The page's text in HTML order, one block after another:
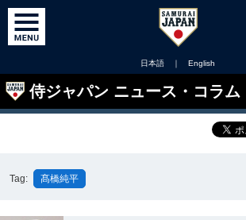
日本語 ｜ English
侍ジャパン ニュース・コラム
Tag: 髙橋純平